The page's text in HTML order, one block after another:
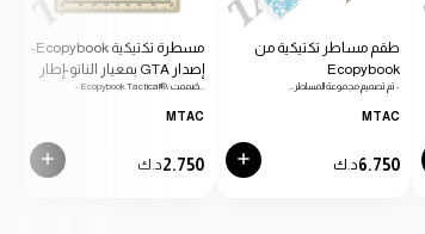
طقم مساطر تكتيكية من
Ecopybook
- تم تصميم مجموعة المساطر…
MTAC
6.750د.ك
مسطرة تكتيكية Ecopybook-
إصدار GTA بمعيار الناتو-إطار
أزرق
MTAC
2.750د.ك